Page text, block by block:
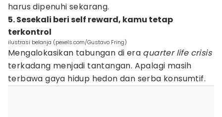
harus dipenuhi sekarang.
5. Sesekali beri self reward, kamu tetap
terkontrol
ilustrasi belanja (pexels.com/Gustavo Fring)
Mengalokasikan tabungan di era quarter life crisis
terkadang menjadi tantangan. Apalagi masih
terbawa gaya hidup hedon dan serba konsumtif.